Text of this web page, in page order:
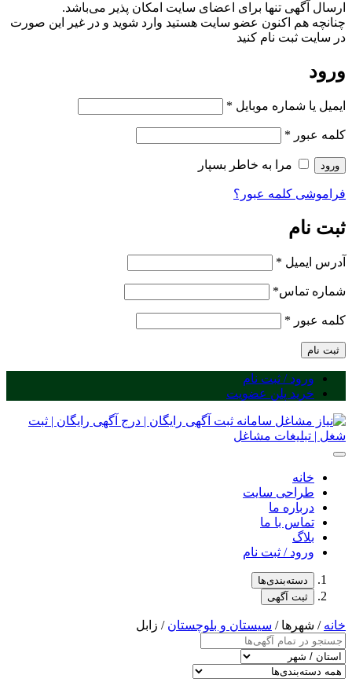
ارسال آگهی تنها برای اعضای سایت امکان پذیر می‌باشد.
چنانچه هم‌ اکنون عضو سایت هستید وارد شوید و در غیر این صورت
در سایت ثبت نام کنید
ورود
ایمیل یا شماره موبایل *
کلمه عبور *
ورود مرا به خاطر بسپار
فراموشی کلمه عبور؟
ثبت نام
آدرس ایمیل *
شماره تماس*
کلمه عبور *
ثبت نام
ورود / ثبت نام
خرید پلن عضویت
خانه
طراحی سایت
درباره ما
تماس با ما
بلاگ
ورود / ثبت نام
دسته‌بندی‌ها
ثبت آگهی
خانه / شهرها / سیستان و بلوچستان / زابل